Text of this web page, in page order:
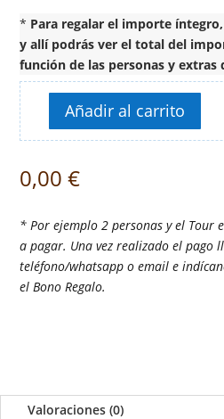
* Para regalar el importe
y allí podrás ver el total del
función de las personas y extras
Islote
Os
y
Rúa
cantidad
Añadir al carrito
0,00€
* Por ejemplo 2 personas y el Tour
a pagar. Una vez realizado el pago
teléfono/whatsapp o email e
el Bono Regalo.
Valoraciones (0)